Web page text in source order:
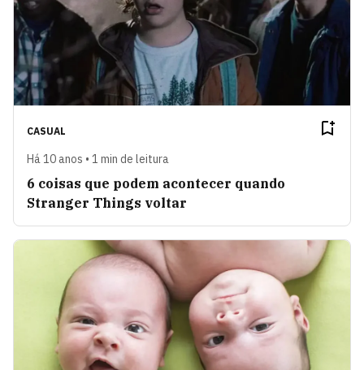
CASUAL
Há 10 anos • 1 min de leitura
6 coisas que podem acontecer quando
Stranger Things voltar